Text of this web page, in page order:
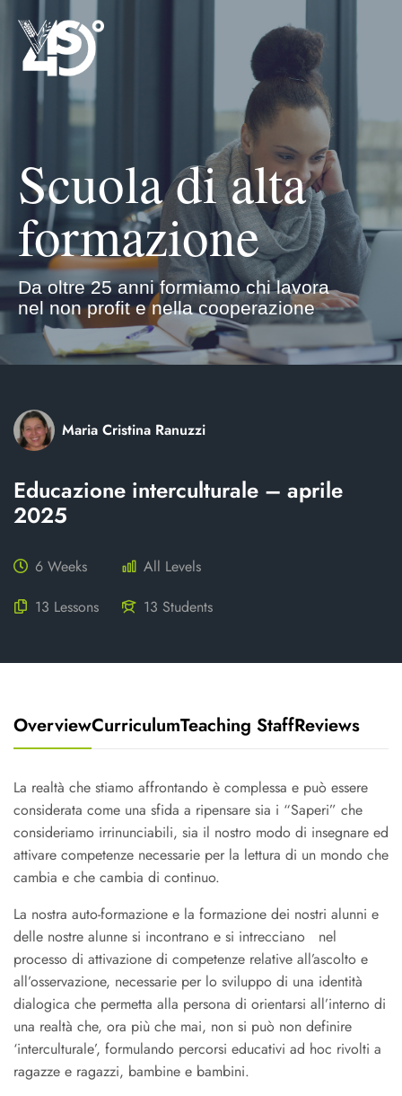
Scuola di alta
formazione
Da oltre 25 anni formiamo chi lavora
nel non profit e nella cooperazione
Maria Cristina Ranuzzi
Educazione interculturale – aprile
2025
6 Weeks
All Levels
13 Lessons
13 Students
OverviewCurriculumTeaching StaffReviews
La realtà che stiamo affrontando è complessa e può essere
considerata come una sfida a ripensare sia i “Saperi” che
consideriamo irrinunciabili, sia il nostro modo di insegnare ed
attivare competenze necessarie per la lettura di un mondo che
cambia e che cambia di continuo.
La nostra auto-formazione e la formazione dei nostri alunni e
delle nostre alunne si incontrano e si intrecciano nel
processo di attivazione di competenze relative all’ascolto e
all’osservazione, necessarie per lo sviluppo di una identità
dialogica che permetta alla persona di orientarsi all’interno di
una realtà che, ora più che mai, non si può non definire
‘interculturale’, formulando percorsi educativi ad hoc rivolti a
ragazze e ragazzi, bambine e bambini.